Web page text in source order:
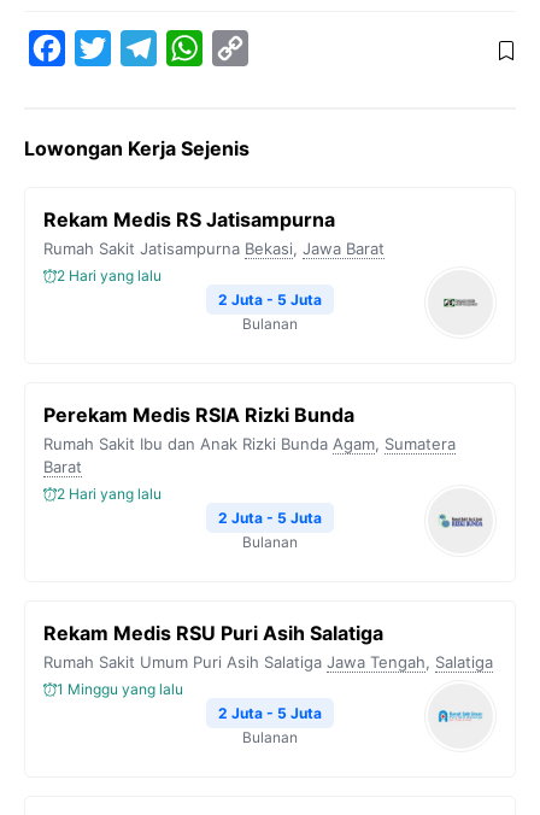
e
o
o
t
e
e
r
W
t
A
y
i
n
k
Lowongan Kerja Sejenis
Rekam Medis RS Jatisampurna
Rumah Sakit Jatisampurna Bekasi, Jawa Barat
2 Hari yang lalu
2 Juta - 5 Juta
Bulanan
Perekam Medis RSIA Rizki Bunda
Rumah Sakit Ibu dan Anak Rizki Bunda Agam, Sumatera
Barat
2 Hari yang lalu
2 Juta - 5 Juta
Bulanan
Rekam Medis RSU Puri Asih Salatiga
Rumah Sakit Umum Puri Asih Salatiga Jawa Tengah, Salatiga
1 Minggu yang lalu
2 Juta - 5 Juta
Bulanan